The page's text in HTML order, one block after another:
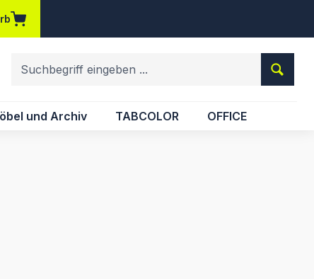
Merkzettel
und Archiv TABCOLOR OFFICE